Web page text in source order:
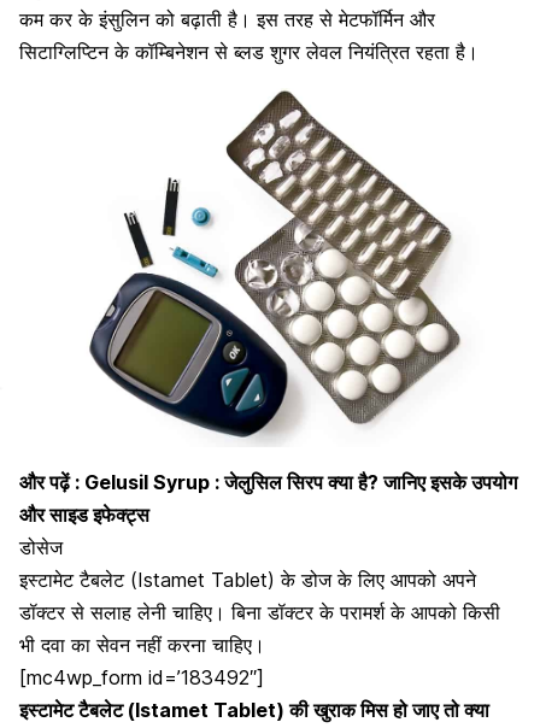
कम कर के इंसुलिन को बढ़ाती है। इस तरह सेमेटफॉर्मिन और
सिटाग्लिप्टिन के कॉम्बिनेशनसे ब्लड शुगर लेवल नियंत्रित रहता है।
और पढ़ें : Gelusil Syrup : जेलुसिल सिरप क्या है? जानिए इसके उपयोग
और साइड इफेक्ट्स
डोसेज
इस्टामेट टैबलेट (Istamet Tablet) के डोज के लिए आपको अपने
डॉक्टर से सलाह लेनी चाहिए। बिना डॉक्टर के परामर्श के आपको किसी
भी दवा का सेवन नहीं करना चाहिए।
[mc4wp_form id=’183492″]
इस्टामेट टैबलेट (Istamet Tablet) की खुराक मिस हो जाए तो क्या